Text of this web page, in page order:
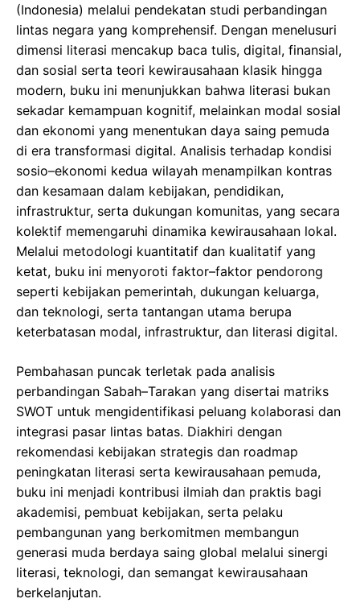
(Indonesia) melalui pendekatan studi perbandingan
lintas negara yang komprehensif. Dengan menelusuri
dimensi literasi mencakup baca tulis, digital, finansial,
dan sosial serta teori kewirausahaan klasik hingga
modern, buku ini menunjukkan bahwa literasi bukan
sekadar kemampuan kognitif, melainkan modal sosial
dan ekonomi yang menentukan daya saing pemuda
di era transformasi digital. Analisis terhadap kondisi
sosio–ekonomi kedua wilayah menampilkan kontras
dan kesamaan dalam kebijakan, pendidikan,
infrastruktur, serta dukungan komunitas, yang secara
kolektif memengaruhi dinamika kewirausahaan lokal.
Melalui metodologi kuantitatif dan kualitatif yang
ketat, buku ini menyoroti faktor–faktor pendorong
seperti kebijakan pemerintah, dukungan keluarga,
dan teknologi, serta tantangan utama berupa
keterbatasan modal, infrastruktur, dan literasi digital.
Pembahasan puncak terletak pada analisis
perbandingan Sabah–Tarakan yang disertai matriks
SWOT untuk mengidentifikasi peluang kolaborasi dan
integrasi pasar lintas batas. Diakhiri dengan
rekomendasi kebijakan strategis dan roadmap
peningkatan literasi serta kewirausahaan pemuda,
buku ini menjadi kontribusi ilmiah dan praktis bagi
akademisi, pembuat kebijakan, serta pelaku
pembangunan yang berkomitmen membangun
generasi muda berdaya saing global melalui sinergi
literasi, teknologi, dan semangat kewirausahaan
berkelanjutan.